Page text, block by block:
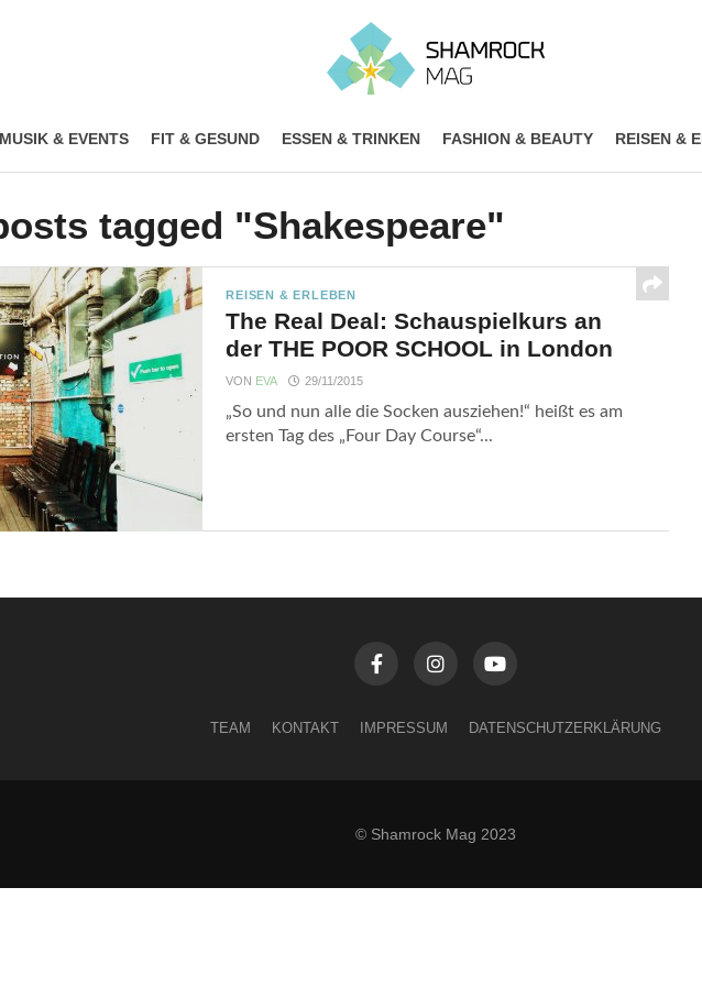
MUSIK & EVENTS FIT & GESUND ESSEN & TRINKEN FASHION & BEAUTY REISEN &
tagged "Shakespeare"
REISEN & ERLEBEN
The Real Deal: Schauspielkurs an
der THE POOR SCHOOL in London
VON EVA 29/11/2015
„So und nun alle die Socken ausziehen!“ heißt es am
ersten Tag des „Four Day Course“...
TEAM KONTAKT IMPRESSUM DATENSCHUTZERKLÄRUNG
© Shamrock Mag 2023